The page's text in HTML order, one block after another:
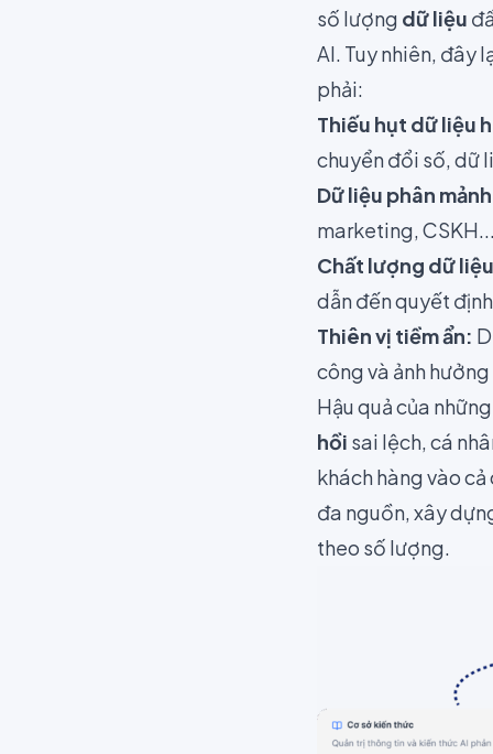
số lượng dữ liệu
AI. Tuy nhiên, đây
phải:
Thiếu hụt dữ liệu
chuyển đổi số, dữ
Dữ liệu phân
marketing,
Chất lượng dữ
dẫn đến quyết
Thiên vị tiềm ẩn:
công và ảnh
Hậu quả của
hồi sai lệch, cá
khách hàng vào
đa nguồn, xây
theo số lượng.